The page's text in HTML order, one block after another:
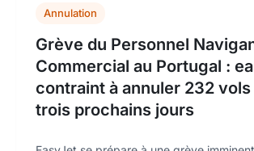
Annulation
Grève du Personnel
Commercial au Portugal :
contraint à annuler 232
trois prochains jours